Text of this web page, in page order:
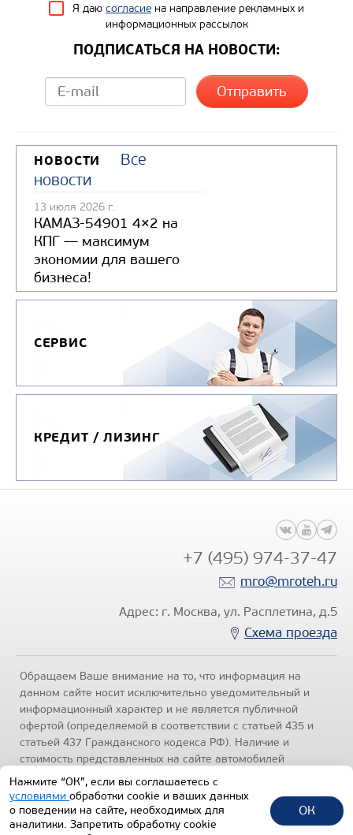
Я даю согласие на направление рекламных и
информационных рассылок
ПОДПИСАТЬСЯ НА НОВОСТИ:
НОВОСТИ
Все
новости
13 июля 2026 г.
КАМАЗ-54901 4×2 на
КПГ — максимум
экономии для вашего
бизнеса!
СЕРВИС
КРЕДИТ / ЛИЗИНГ
+7 (495) 974-37-47
mro@mroteh.ru
Адрес: г. Москва, ул. Расплетина, д.5
Схема проезда
Обращаем Ваше внимание на то, что информация на
данном сайте носит исключительно уведомительный и
информационный характер и не является публичной
офертой (определяемой в соответствии с статьей 435 и
статьей 437 Гражданского кодекса РФ). Наличие и
стоимость представленных на сайте автомобилей
уточняйте по телефонам отделов продаж, представленных
в разделе "Контакты" настоящего ресурса.
конфиденциальности.
Нажмите “ОК”, если вы соглашаетесь с
условиями обработки cookie и ваших данных
о поведении на сайте, необходимых для
аналитики. Запретить обработку cookie
ОК